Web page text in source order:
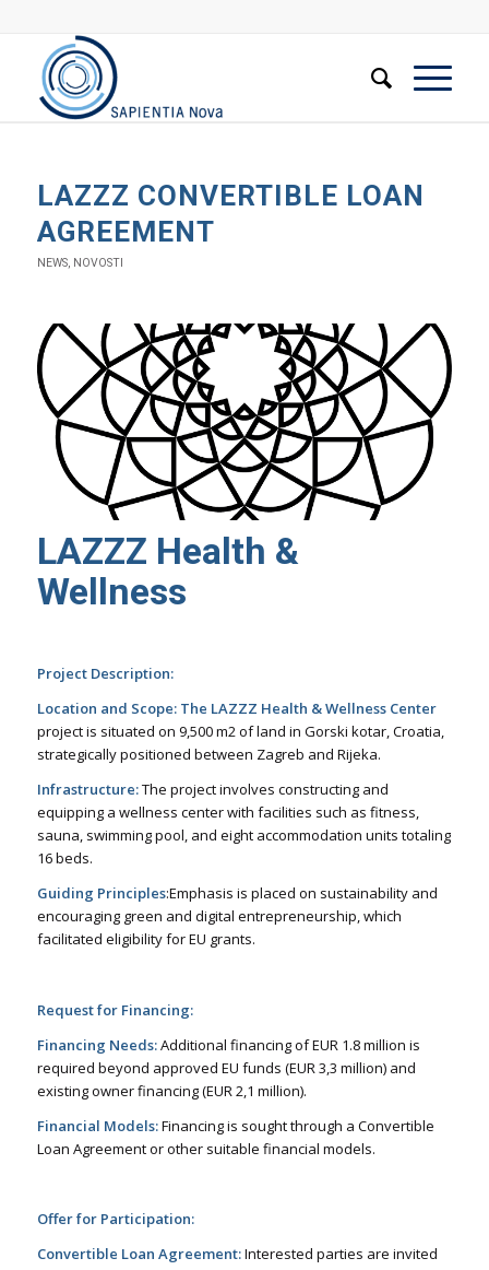
LAZZZ CONVERTIBLE LOAN
AGREEMENT
NEWS, NOVOSTI
LAZZZ Health &
Wellness
Project Description:
Location and Scope: The LAZZZ Health & Wellness Center
project is situated on 9,500 m2 of land in Gorski kotar, Croatia,
strategically positioned between Zagreb and Rijeka.
Infrastructure:The project involves constructing and
equipping a wellness center with facilities such as fitness,
sauna, swimming pool, and eight accommodation units totaling
16 beds.
Guiding Principles:Emphasis is placed on sustainability and
encouraging green and digital entrepreneurship, which
facilitated eligibility for EU grants.
Request for Financing:
Financing Needs:Additional financing of EUR 1.8 million is
required beyond approved EU funds (EUR 3,3 million) and
existing owner financing (EUR 2,1 million).
Financial Models:Financing is sought through a Convertible
Loan Agreement or other suitable financial models.
Offer for Participation:
Convertible Loan Agreement:Interested parties are invited